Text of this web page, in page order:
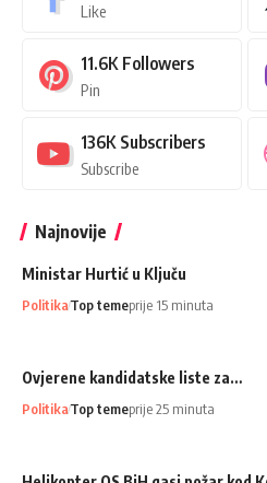
Like
11.6K Followers
Pin
136K Subscribers
Subscribe
Najnovije
Ministar Hurtić u Ključu
PolitikaTop temeprije 15 minuta
Ovjerene kandidatske liste za…
PolitikaTop temeprije 25 minuta